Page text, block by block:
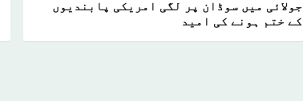
جولائی میں سوڈان پر لگی امریکی پابندیوں
کے ختم ہونے کی امید